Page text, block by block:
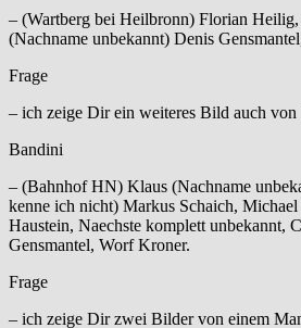
– (Wartberg bei Heilbronn) Florian
(Nachname unbekannt) Denis
Frage
– ich zeige Dir ein weiteres Bild auch von
Bandini
– (Bahnhof HN) Klaus (Nachname
kenne ich nicht) Markus Schaich,
Haustein, Naechste komplett unbekannt,
Gensmantel, Worf Kroner.
Frage
– ich zeige Dir zwei Bilder von einem